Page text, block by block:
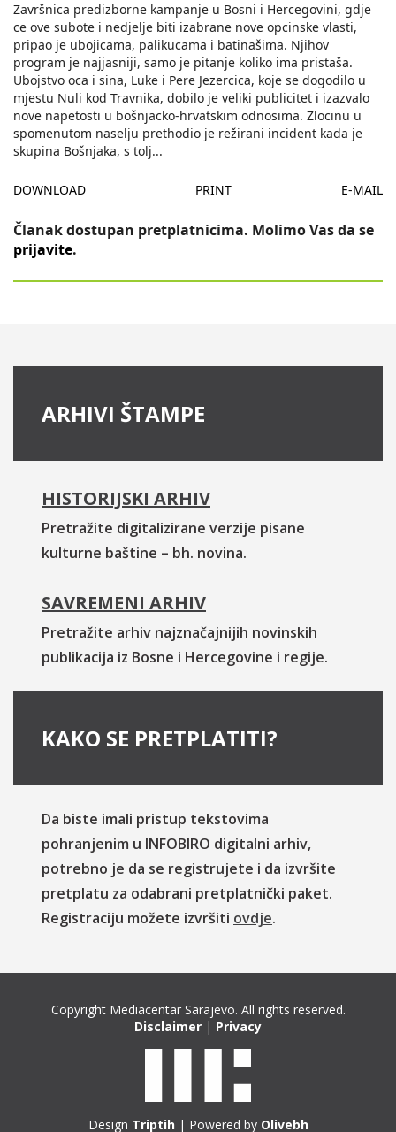
Završnica predizborne kampanje u Bosni i Hercegovini, gdje
ce ove subote i nedjelje biti izabrane nove opcinske vlasti,
pripao je ubojicama, palikucama i batinašima. Njihov
program je najjasniji, samo je pitanje koliko ima pristaša.
Ubojstvo oca i sina, Luke i Pere Jezercica, koje se dogodilo u
mjestu Nuli kod Travnika, dobilo je veliki publicitet i izazvalo
nove napetosti u bošnjacko-hrvatskim odnosima. Zlocinu u
spomenutom naselju prethodio je režirani incident kada je
skupina Bošnjaka, s tolj...
DOWNLOAD PRINT E-MAIL
Članak dostupan pretplatnicima. Molimo Vas da se
prijavite.
ARHIVI ŠTAMPE
HISTORIJSKI ARHIV
Pretražite digitalizirane verzije pisane
kulturne baštine – bh. novina.
SAVREMENI ARHIV
Pretražite arhiv najznačajnijih novinskih
publikacija iz Bosne i Hercegovine i regije.
KAKO SE PRETPLATITI?
Da biste imali pristup tekstovima
pohranjenim u INFOBIRO digitalni arhiv,
potrebno je da se registrujete i da izvršite
pretplatu za odabrani pretplatnički paket.
Registraciju možete izvršiti ovdje.
Copyright Mediacentar Sarajevo. All rights reserved.
Disclaimer | Privacy
Design Triptih| Powered by Olivebh